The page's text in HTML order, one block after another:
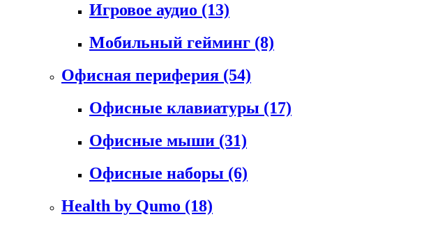
Игровое аудио (13)
Мобильный гейминг (8)
Офисная периферия (54)
Офисные клавиатуры (17)
Офисные мыши (31)
Офисные наборы (6)
Health by Qumo (18)